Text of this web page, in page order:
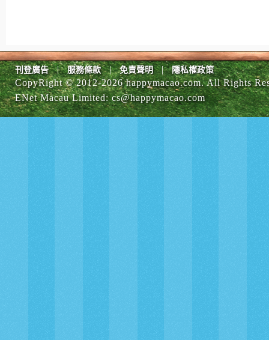
刊登廣告 | 服務條款 | 免責聲明 | 隱私權政策
CopyRight © 2012-2026 happymacao.com. All Rights
ENet Macau Limited:cs@happymacao.com